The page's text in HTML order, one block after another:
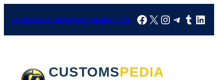
HOMEDOWNLOADFAQKONTAKABOUT US Facebook
X Instagram
CUSTOMSPEDIA